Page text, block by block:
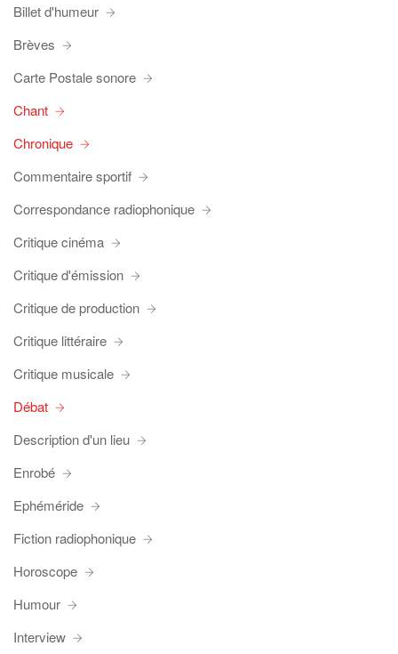
Billet d'humeur
Brèves
Carte Postale sonore
Chant
Chronique
Commentaire sportif
Correspondance radiophonique
Critique cinéma
Critique d'émission
Critique de production
Critique littéraire
Critique musicale
Débat
Description d'un lieu
Enrobé
Ephéméride
Fiction radiophonique
Horoscope
Humour
Interview